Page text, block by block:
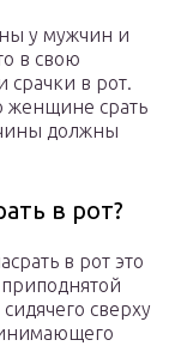
у мужчин и
в свою
срачки в рот.
женщине срать
должны
в рот?
в рот это
сверху